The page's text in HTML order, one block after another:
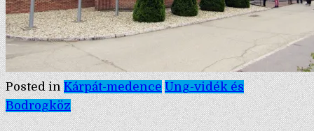
Posted inKárpát-medence Ung-vidék és
Bodrogköz